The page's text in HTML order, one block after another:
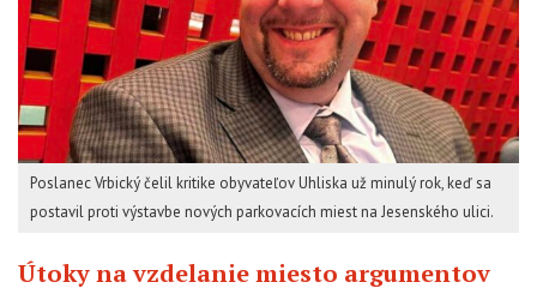
Poslanec Vrbický čelil kritike obyvateľov Uhliska už minulý rok, keď sa
postavil proti výstavbe nových parkovacích miest na Jesenského ulici.
Útoky na vzdelanie miesto argumentov